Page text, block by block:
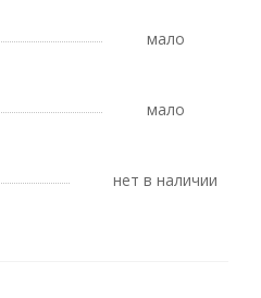
Мало
Мало
Нет в наличии